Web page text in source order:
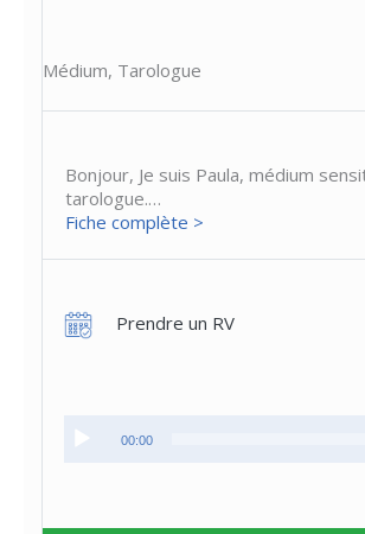
Médium, Tarologue
Bonjour, Je suis Paula, médium
tarologue.…
Fiche complète >
Prendre un RV
00:00